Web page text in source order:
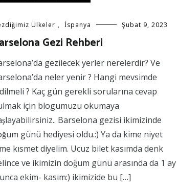
Ülkeler , İspanya Şubat 9, 2023
Gezi Rehberi
gezilecek yerler nerelerdir? Ve
neler yenir ? Hangi mevsimde
? Kaç gün gerekli sorularına cevap
için blogumuzu okumaya
Barselona gezisi ikimizinde
günü hediyesi oldu.:) Ya da kime niyet
kısmet diyelim. Ucuz bilet kasımda denk
ve ikimizin doğum günü arasında da 1 ay
ekim- kasım:) ikimizide bu […]